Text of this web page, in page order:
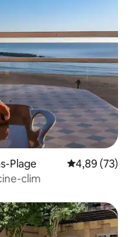
Plage Évaluation
4,89 (73)
clim
appréciés